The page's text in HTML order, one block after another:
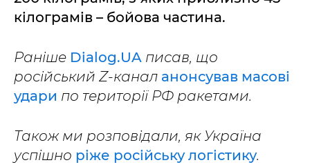
кілограмів – бойова частина.
Раніше Dialog.UA писав, що
російський Z-канал анонсував масові
удари по території РФ ракетами.
Також ми розповідали, як Україна
успішно ріже російську логістику.